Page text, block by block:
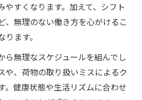
やすくなります。加えて、シフト
、無理のない働き方を心がけるこ
ます。
ら無理なスケジュールを組んでし
や、荷物の取り扱いミスによるク
。健康状態や生活リズムに合わせ